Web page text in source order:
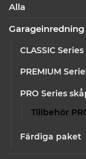
Alla
Garageinredning
CLASSIC
PREMIUM
PRO Series
Tillbehör
Färdiga paket